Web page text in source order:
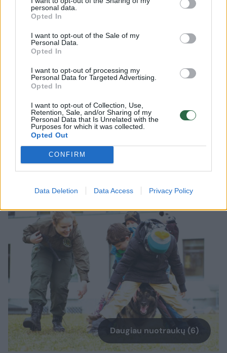
personal data.
Opted In
I want to opt-out of the Sale of my
Personal Data.
Opted In
I want to opt-out of processing my
Personal Data for Targeted Advertising.
Opted In
I want to opt-out of Collection, Use,
Retention, Sale, and/or Sharing of my
Personal Data that Is Unrelated with the
Purposes for which it was collected.
Opted Out
CONFIRM
Data Deletion Data Access Privacy Policy
Instruktorė sakė, jog visi šunys dresuojami
nuo paprastų bazinių komandų. Tik įsisavinus
ir išmokus pagrindus galima pereiti į kitą
„Dresūra visuomet turi prasidėti nuo bazės.
Ta bazė visame pasaulyje vadinama
„Bendruoju paklusnumu“. Į bendrojo
paklusnumo kursą įeina bazinės komandos,
tokios kaip: „greta“, „sėdėt“, „gulėt“, „stovėt“,
„pas mane“, „vieta“ bei nuolatinis kontakto
kūrimas su vedliu.
Daugiau nuotraukų (6)